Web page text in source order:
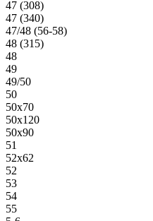
47 (308)
47 (340)
47/48 (56-58)
48 (315)
48
49
49/50
50
50х70
50х120
50х90
51
52х62
52
53
54
55